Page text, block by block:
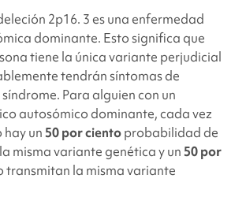
2p16. 3 es una enfermedad
dominante. Esto significa que
tiene la única variante perjudicial
tendrán síntomas de
síndrome. Para alguien con un
autosómico dominante, cada vez
hay un 50 por cientoprobabilidad de
misma variante genética y un 50 por
transmitan la misma variante